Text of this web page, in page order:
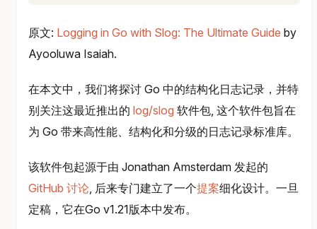
原文: Logging in Go with Slog: The Ultimate Guide by
Ayooluwa Isaiah.
在本文中，我们将探讨 Go 中的结构化日志记录，并特
别关注这最近推出的 log/slog 软件包, 这个软件包旨在
为 Go 带来高性能、结构化和分级的日志记录标准库。
该软件包起源于由 Jonathan Amsterdam 发起的
GitHub 讨论, 后来专门建立了一个提案细化设计。一旦
定稿，它在Go v1.21版本中发布。